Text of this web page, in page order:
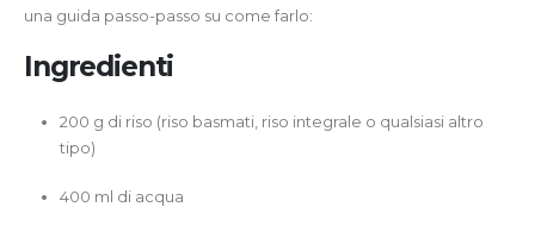
una guida passo-passo su come farlo:
Ingredienti
200 g di riso (riso basmati, riso integrale o qualsiasi altro
tipo)
400 ml di acqua